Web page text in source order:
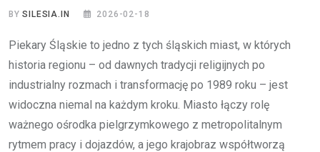
BYSILESIA.IN 2026-02-18
Piekary Śląskie to jedno z tych śląskich miast, w których
historia regionu – od dawnych tradycji religijnych po
industrialny rozmach i transformację po 1989 roku – jest
widoczna niemal na każdym kroku. Miasto łączy rolę
ważnego ośrodka pielgrzymkowego z metropolitalnym
rytmem pracy i dojazdów, a jego krajobraz współtworzą